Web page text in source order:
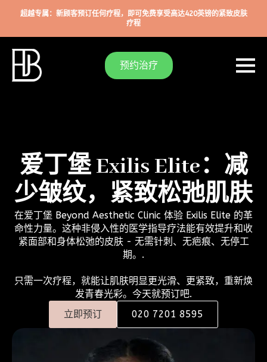
超越专属：新顾客预订任何疗程，即可免费享受高达420英镑的紧致皮肤
疗程
预约治疗
爱丁堡 Exilis Elite：减
少皱纹，紧致松弛肌肤
在爱丁堡 Beyond Aesthetic Clinic 体验 Exilis Elite 的革
命性力量。这种非侵入性的医学指导疗法能有效提升和收
紧面部和身体松弛的皮肤 - 无需针刺、无疤痕、无停工
期。.
只需一次疗程，就能让肌肤明显更光滑、更紧致，重新焕
发青春光彩。今天就预订吧.
立即预订
020 7201 8595